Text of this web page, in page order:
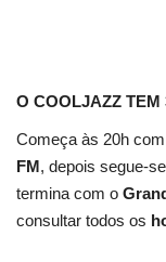
O COOLJAZZ TEM
Começa às 20h
FM, depois segue-
termina com o
consultar todos os